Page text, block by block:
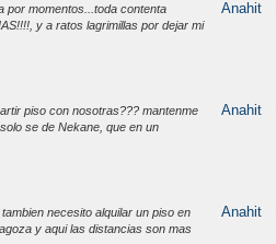
por momentos...toda contenta
y a ratos lagrimillas por dejar mi
Anahit
piso con nosotras??? mantenme
se de Nekane, que en un
Anahit
necesito alquilar un piso en
y aqui las distancias son mas
Anahit